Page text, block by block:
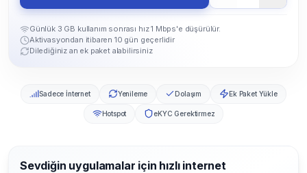
Günlük 3 GB kullanım sonrası hız 1 Mbps'e düşürülür.
Aktivasyondan itibaren 10 gün geçerlidir
Dilediğiniz an ek paket alabilirsiniz
Sadece İnternet Yenileme Dolaşım Ek Paket Yükle
Hotspot eKYC Gerektirmez
Sevdiğin uygulamalar için hızlı internet